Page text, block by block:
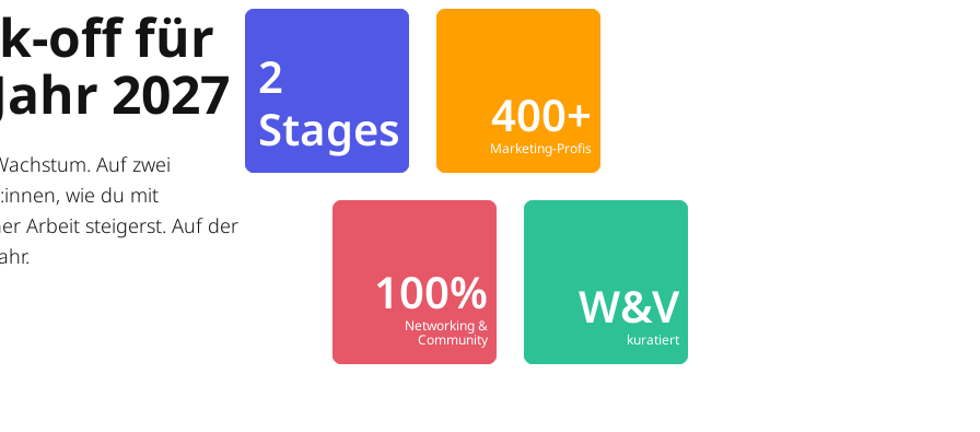
off für
2027
Auf zwei
wie du mit
Arbeit steigerst. Auf der
2
Stages
400+
Marketing-Profis
100%
Networking &
Community
W&V
kuratiert